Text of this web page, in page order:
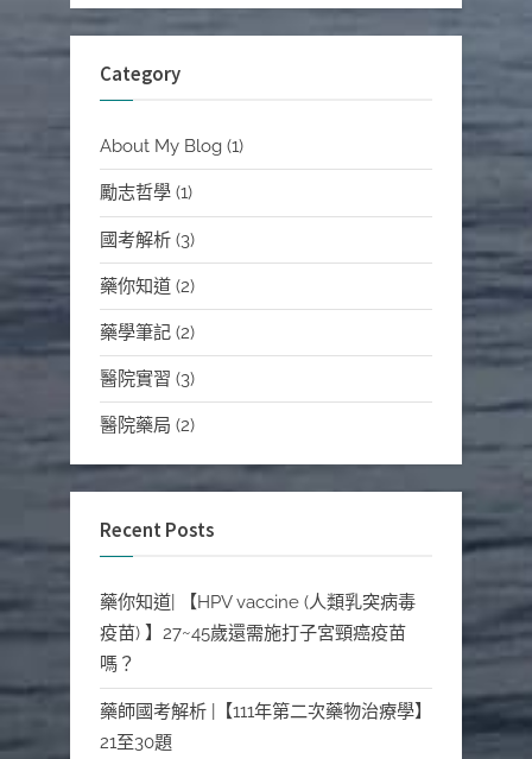
Category
About My Blog (1)
勵志哲學 (1)
國考解析 (3)
藥你知道 (2)
藥學筆記 (2)
醫院實習 (3)
醫院藥局 (2)
Recent Posts
藥你知道| 【HPV vaccine (人類乳突病毒
疫苗) 】27~45歲還需施打子宮頸癌疫苗
嗎？
藥師國考解析 |【111年第二次藥物治療學】
21至30題